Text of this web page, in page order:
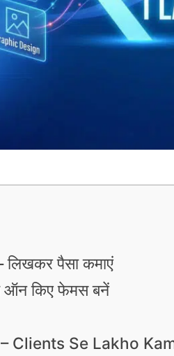
पैसा कमाएं
ऑन किए फेमस बनें
Clients Se Lakho